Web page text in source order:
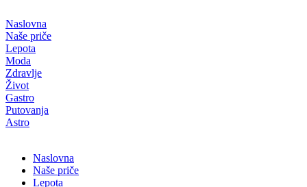
на
садржај
Naslovna
Naše priče
Lepota
Moda
Zdravlje
Život
Gastro
Putovanja
Astro
Naslovna
Naše priče
Lepota